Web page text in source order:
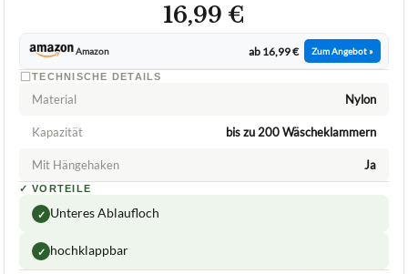
16,99 €
Amazon ab 16,99 € Zum Angebot »
TECHNISCHE DETAILS
Material Nylon
Kapazität bis zu 200 Wäscheklammern
Mit Hängehaken Ja
✓ VORTEILE
✓ Unteres Ablaufloch
✓ hochklappbar